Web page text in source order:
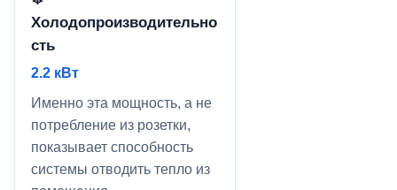
Холодопроизводительно
сть
2.2 кВт
Именно эта мощность, а не
потребление из розетки,
показывает способность
системы отводить тепло из